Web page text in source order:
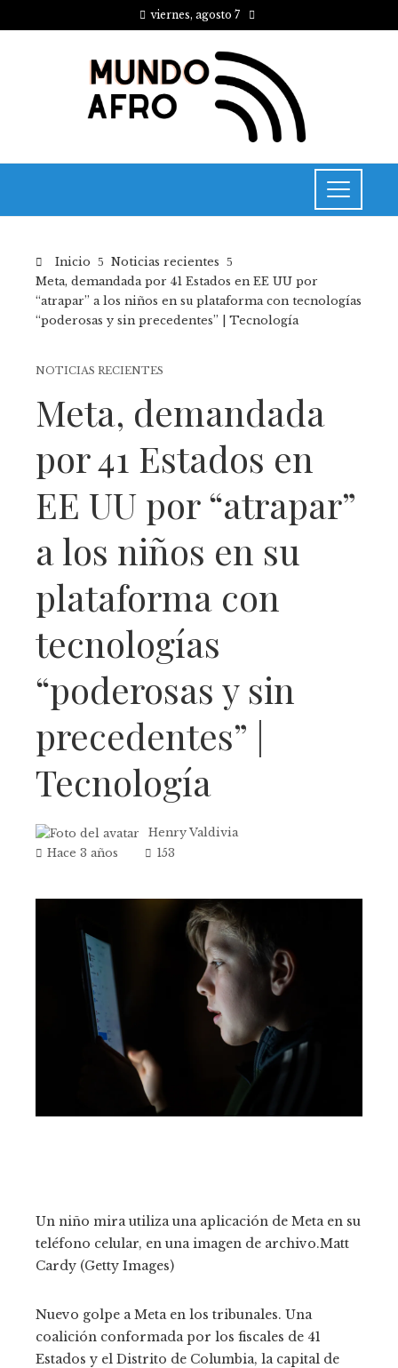
viernes, agosto 7
Inicio
Noticias recientes
Meta, demandada por 41 Estados en EE UU por
“atrapar” a los niños en su plataforma con tecnologías
“poderosas y sin precedentes” | Tecnología
NOTICIAS RECIENTES
Meta, demandada
por 41 Estados en
EE UU por “atrapar”
a los niños en su
plataforma con
tecnologías
“poderosas y sin
precedentes” |
Tecnología
Henry Valdivia
Hace 3 años
153
Un niño mira utiliza una aplicación de Meta en su
teléfono celular, en una imagen de archivo.Matt
Cardy (Getty Images)
Nuevo golpe a Meta en los tribunales. Una
coalición conformada por los fiscales de 41
Estados y el Distrito de Columbia, la capital de